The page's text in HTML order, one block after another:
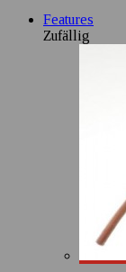
Features
Zufällig